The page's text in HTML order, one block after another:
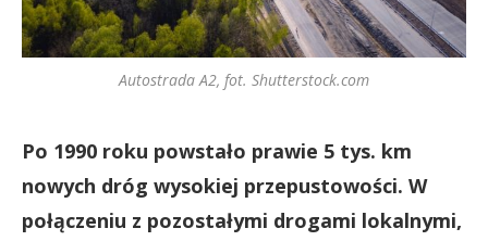
Autostrada A2, fot. Shutterstock.com
Po 1990 roku powstało prawie 5 tys. km
nowych dróg wysokiej przepustowości. W
połączeniu z pozostałymi drogami lokalnymi,